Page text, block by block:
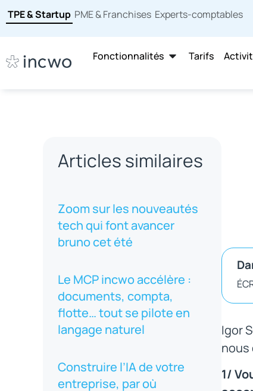
TPE & Startup PME & Franchises Experts-comptables
Fonctionnalités Tarifs
Articles similaires
Zoom sur les nouveautés
tech qui font avancer
bruno cet été
Le MCP incwo accélère :
documents, compta,
flotte… tout se pilote en
langage naturel
Construire l’IA de votre
entreprise, par où
Igor
nous
1/